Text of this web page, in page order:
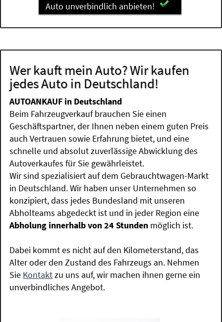
Auto unverbindlich anbieten!
Wer kauft mein Auto? Wir kaufen
jedes Auto in Deutschland!
AUTOANKAUF in Deutschland
Beim Fahrzeugverkauf brauchen Sie einen
Geschäftspartner, der Ihnen neben einem guten Preis
auch Vertrauen sowie Erfahrung bietet, und eine
schnelle und absolut zuverlässige Abwicklung des
Autoverkaufes für Sie gewährleistet.
Wir sind spezialisiert auf dem Gebrauchtwagen-Markt
in Deutschland. Wir haben unser Unternehmen so
konzipiert, dass jedes Bundesland mit unseren
Abholteams abgedeckt ist und in jeder Region eine
Abholung innerhalb von 24 Stunden möglich ist.
Dabei kommt es nicht auf den Kilometerstand, das
Alter oder den Zustand des Fahrzeugs an. Nehmen
Sie Kontaktzu uns auf, wir machen ihnen gerne ein
unverbindliches Angebot.